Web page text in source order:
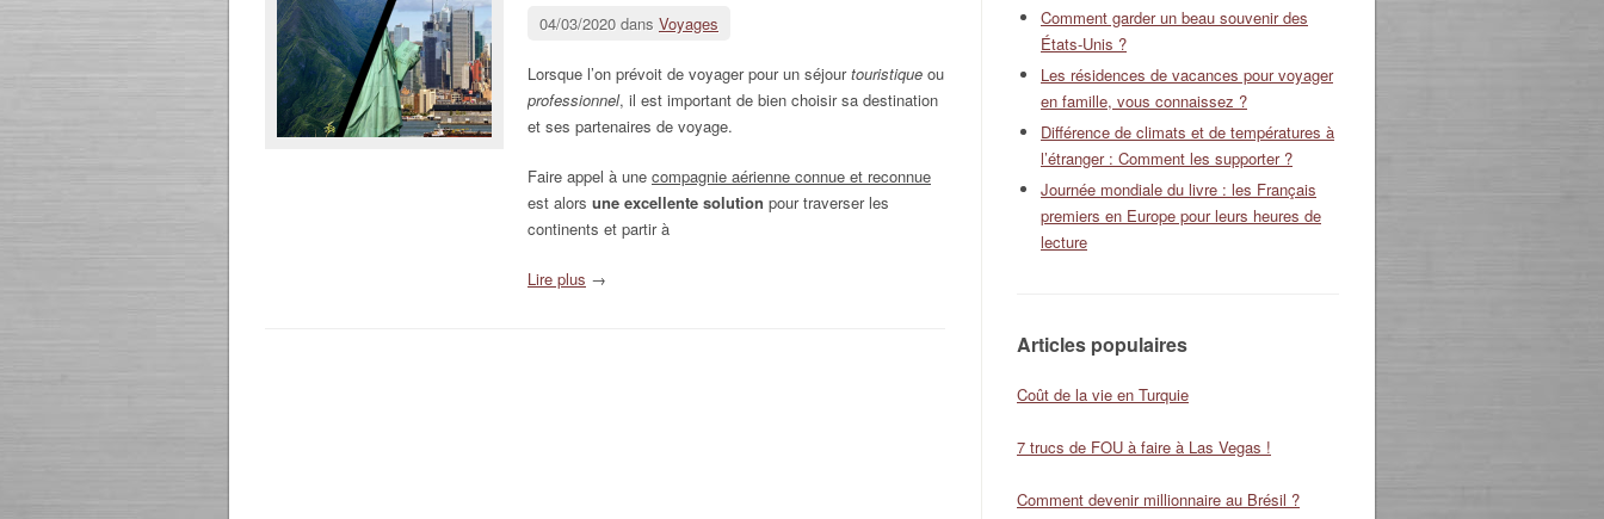
04/03/2020 dans Voyages
Lorsque l’on prévoit de voyager pour un séjourtouristique ou
professionnel, il est important de bien choisir sa destination
et ses partenaires de voyage.
Faire appel à une compagnie aérienne connue et reconnue
est alors une excellente solution pour traverser les
continents et partir à
Lire plus →
Comment garder un beau souvenir des
États-Unis ?
Les résidences de vacances pour voyager
en famille, vous connaissez ?
Différence de climats et de températures à
l’étranger : Comment les supporter ?
Journée mondiale du livre : les Français
premiers en Europe pour leurs heures de
lecture
Articles populaires
Coût de la vie en Turquie
7 trucs de FOU à faire à Las Vegas !
Comment devenir millionnaire au Brésil ?